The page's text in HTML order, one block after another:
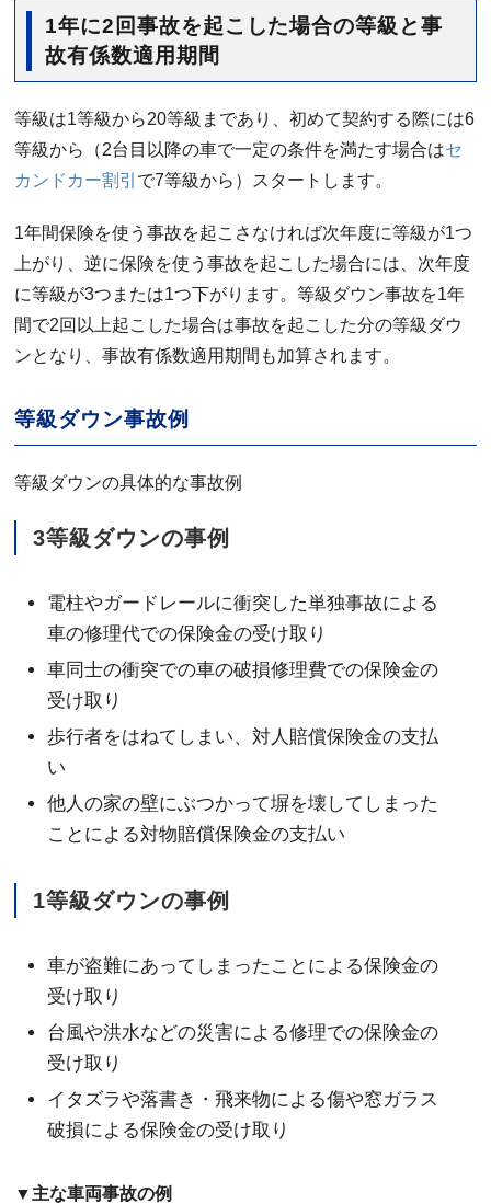
1年に2回事故を起こした場合の等級と事
故有係数適用期間
等級は1等級から20等級まであり、初めて契約する際には6
等級から（2台目以降の車で一定の条件を満たす場合はセ
カンドカー割引 で7等級から）スタートします。
1年間保険を使う事故を起こさなければ次年度に等級が1つ
上がり、逆に保険を使う事故を起こした場合には、次年度
に等級が3つまたは1つ下がります。等級ダウン事故を1年
間で2回以上起こした場合は事故を起こした分の等級ダウ
ンとなり、事故有係数適用期間も加算されます。
等級ダウン事故例
等級ダウンの具体的な事故例
3等級ダウンの事例
電柱やガードレールに衝突した単独事故による
車の修理代での保険金の受け取り
車同士の衝突での車の破損修理費での保険金の
受け取り
歩行者をはねてしまい、対人賠償保険金の支払
い
他人の家の壁にぶつかって塀を壊してしまった
ことによる対物賠償保険金の支払い
1等級ダウンの事例
車が盗難にあってしまったことによる保険金の
受け取り
台風や洪水などの災害による修理での保険金の
受け取り
イタズラや落書き・飛来物による傷や窓ガラス
破損による保険金の受け取り
▼主な車両事故の例